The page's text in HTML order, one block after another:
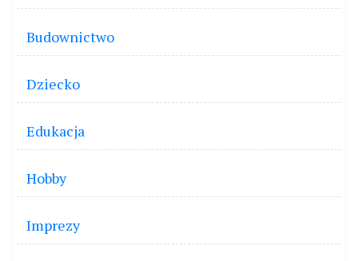
Budownictwo
Dziecko
Edukacja
Hobby
Imprezy